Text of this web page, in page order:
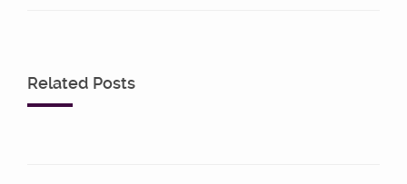
Related Posts